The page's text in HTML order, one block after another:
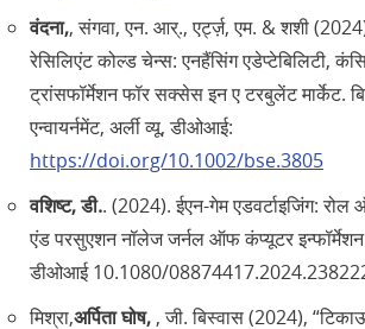
वंदना,, संगवा, एन. आर्‌., एर्ट्ज़, एम. & शशी
रेसिलिएंट कोल्ड चेन्स: एनहैंसिंग एडेप्टेबिलिटी,
ट्रांसफॉर्मेशन फॉर सक्सेस इन ए टरबुलेंट मार्केट.
एन्वायर्नमेंट, अर्ली व्यू, डीओआई:
https://doi.org/10.1002/bse.3805
वशिष्ट, डी.. (2024). ईएन-गेम एडवर्टाइजिंग: रोल
एंड परसुएशन नॉलेज जर्नल ऑफ कंप्यूटर
डीओआई 10.1080/
मिश्रा,अर्पिता घोष, , जी. बिस्वास (2024),